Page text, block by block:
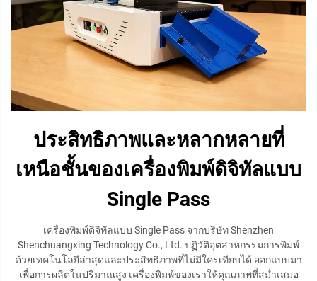
ประสิทธิภาพและหลากหลายที่
เหนือชั้นของเครื่องพิมพ์ดิจิทัลแบบ
Single Pass
เครื่องพิมพ์ดิจิทัลแบบ Single Pass จากบริษัท Shenzhen
Shenchuangxing Technology Co., Ltd. ปฏิวัติอุตสาหกรรมการพิมพ์
ด้วยเทคโนโลยีล่าสุดและประสิทธิภาพที่ไม่มีใครเทียบได้ ออกแบบมา
เพื่อการผลิตในปริมาณสูง เครื่องพิมพ์ของเราให้คุณภาพที่สม่ำเสมอ